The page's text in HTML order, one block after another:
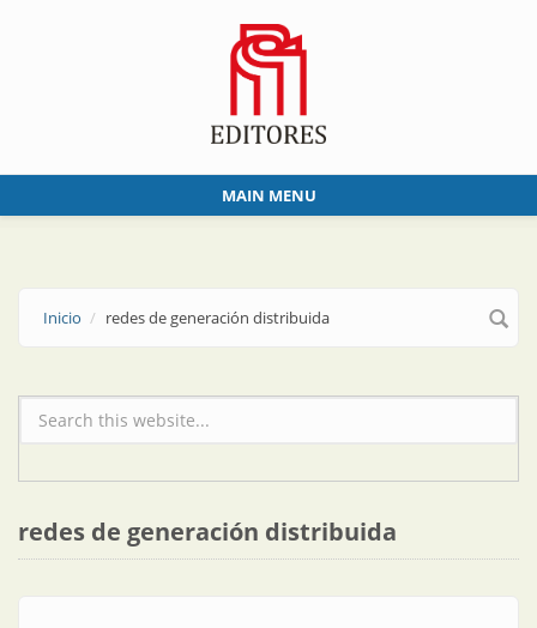
MAIN MENU
Inicio redes de generación distribuida
Formulario de búsqueda
redes de generación distribuida